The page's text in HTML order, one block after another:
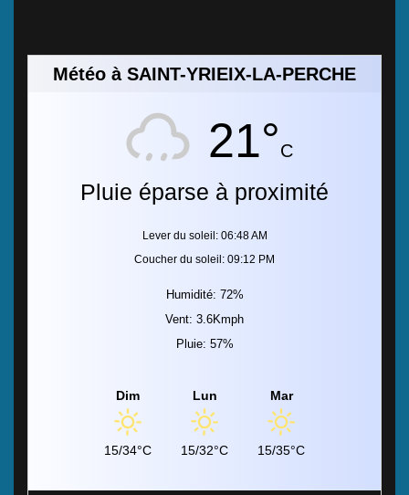
Météo à SAINT-YRIEIX-LA-PERCHE
21°C
Pluie éparse à proximité
Lever du soleil: 06:48 AM
Coucher du soleil: 09:12 PM
Humidité: 72%
Vent: 3.6Kmph
Pluie: 57%
Dim
15/34°C
Lun
15/32°C
Mar
15/35°C